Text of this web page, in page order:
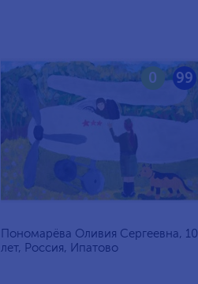
99
0
Пономарёва Оливия Сергеевна, 10
лет, Россия, Ипатово